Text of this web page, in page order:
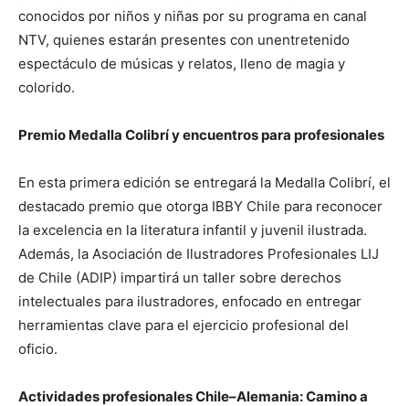
conocidos por niños y niñas por su programa en canal
NTV, quienes estarán presentes con unentretenido
espectáculo de músicas y relatos, lleno de magia y
colorido.
Premio Medalla Colibrí y encuentros para profesionales
En esta primera edición se entregará la Medalla Colibrí, el
destacado premio que otorga IBBY Chile para reconocer
la excelencia en la literatura infantil y juvenil ilustrada.
Además, la Asociación de Ilustradores Profesionales LIJ
de Chile (ADIP) impartirá un taller sobre derechos
intelectuales para ilustradores, enfocado en entregar
herramientas clave para el ejercicio profesional del
oficio.
Actividades profesionales Chile–Alemania: Camino a